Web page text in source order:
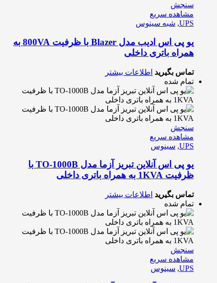
سنجش
مشاهده سریع
UPS
, شبه سینوس
یو پی اس ادیب مدل Blazer با ظرفیت 800VA به
همراه باتری داخلی
تماس بگیرید اطلاعات بیشتر
تمام شده
سنجش
مشاهده سریع
UPS
, سینوس
یو پی اس آنلاین تبریز آزما مدل TO-1000B با
ظرفیت 1KVA به همراه باتری داخلی
تماس بگیرید اطلاعات بیشتر
تمام شده
سنجش
مشاهده سریع
UPS
, سینوس